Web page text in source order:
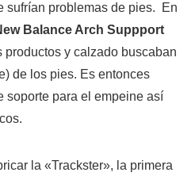
sufrían problemas de pies. En
Balance Arch Suppport
productos y calzado buscaban
de los pies. Es entonces
soporte para el empeine así
la «Trackster», la primera